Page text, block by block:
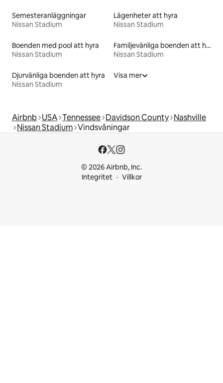
Semesteranläggningar
Nissan Stadium
Lägenheter att hyra
Nissan Stadium
Boenden med pool att hyra
Nissan Stadium
Familjevänliga boenden att hyra
Nissan Stadium
Djurvänliga boenden att hyra
Nissan Stadium
Visa mer
Airbnb USA Tennessee Davidson County Nashville
Nissan Stadium Vindsvåningar
© 2026 Airbnb, Inc.
Integritet
Villkor